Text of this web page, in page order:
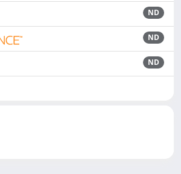
ND
ND
ND